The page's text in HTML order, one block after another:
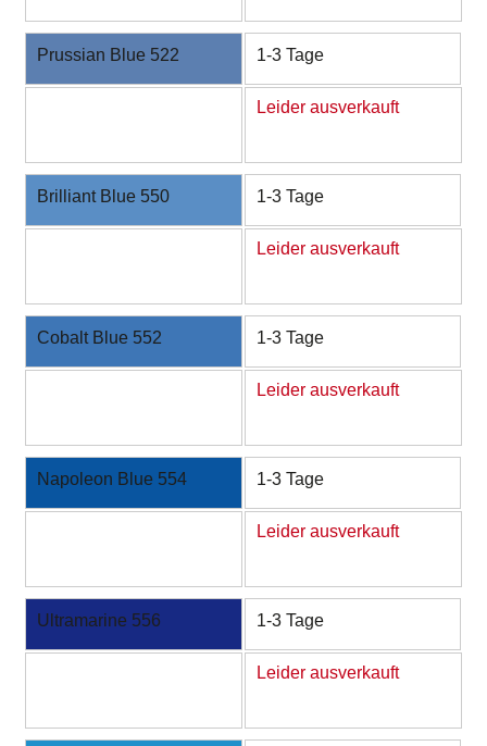
Prussian Blue 522 1-3 Tage
Leider ausverkauft
Brilliant Blue 550 1-3 Tage
Leider ausverkauft
Cobalt Blue 552 1-3 Tage
Leider ausverkauft
Napoleon Blue 554 1-3 Tage
Leider ausverkauft
Ultramarine 556 1-3 Tage
Leider ausverkauft